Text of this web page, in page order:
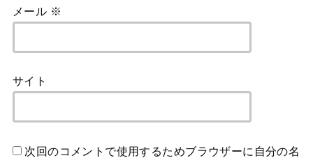
メール ※
サイト
次回のコメントで使用するためブラウザーに自分の名